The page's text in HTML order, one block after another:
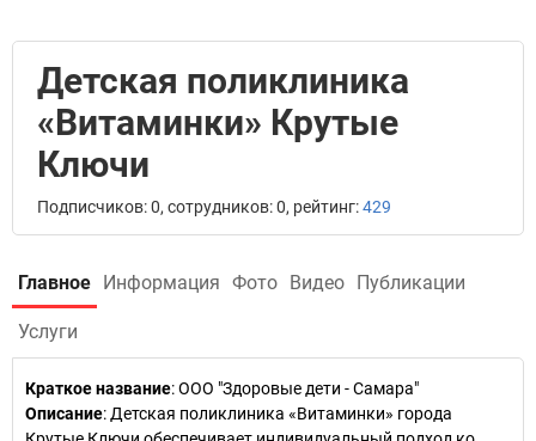
Детская поликлиника
«Витаминки» Крутые
Ключи
Подписчиков: 0, сотрудников: 0, рейтинг:429
Главное Информация Фото Видео Публикации
Услуги
Краткое название:ООО "Здоровые дети - Самара"
Описание: Детская поликлиника «Витаминки» города